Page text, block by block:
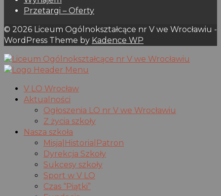
Przetargi – Oferty
© 2026 Liceum Ogólnokształcące nr V we Wrocławiu -
WordPress Theme by Kadence WP
V LO Wrocław
Aktualności
Ogłoszenia LO nr V we Wrocławiu
Z życia szkoły
Nasza szkoła
Misja|Historia|Patron
Dyrekcja Szkoły
Sukcesy szkoły
Sport w V LO
Czas “Piątki”